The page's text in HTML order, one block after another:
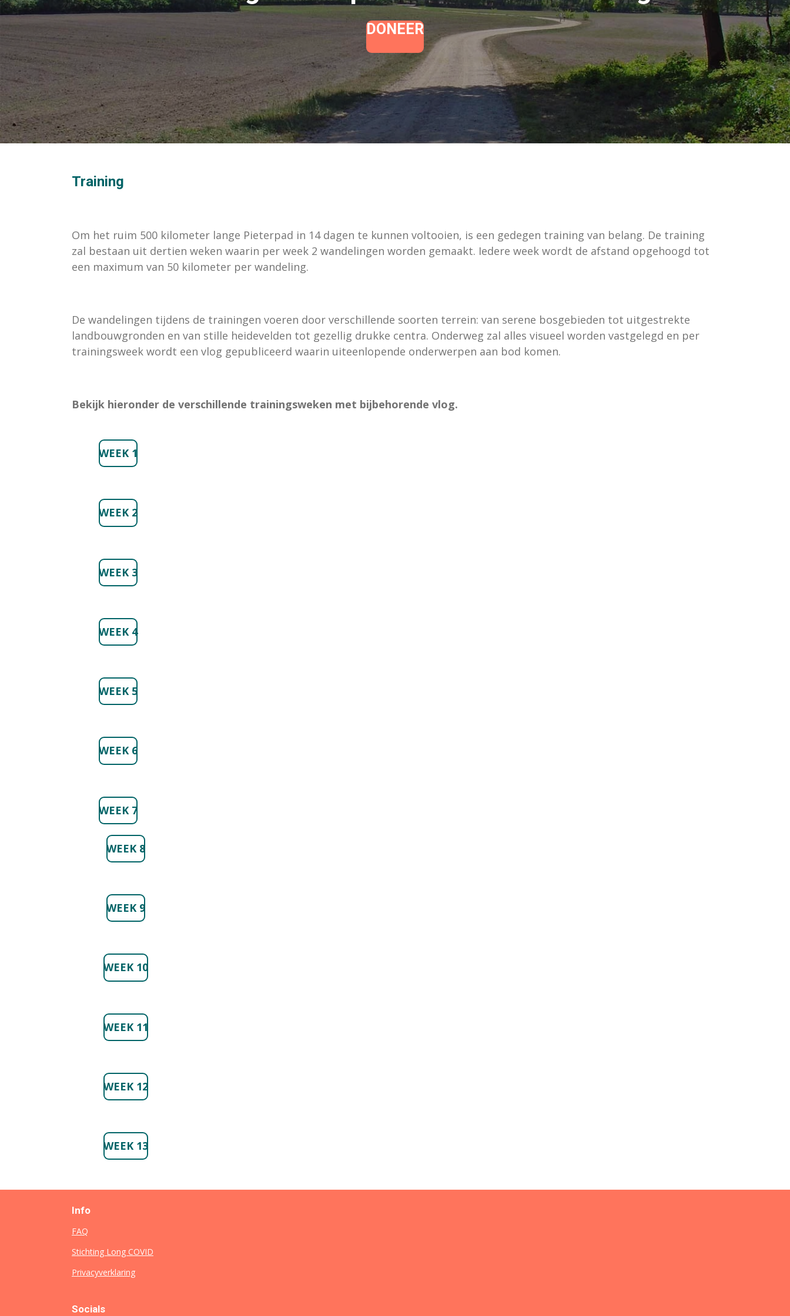
DONEER
Training
Om het ruim 500 kilometer lange Pieterpad in 14 dagen te kunnen voltooien, is een gedegen training van belang. De training
zal bestaan uit dertien weken waarin per week 2 wandelingen worden gemaakt. Iedere week wordt de afstand opgehoogd tot
een maximum van 50 kilometer per wandeling.
De wandelingen tijdens de trainingen voeren door verschillende soorten terrein: van serene bosgebieden tot uitgestrekte
landbouwgronden en van stille heidevelden tot gezellig drukke centra. Onderweg zal alles visueel worden vastgelegd en per
trainingsweek wordt een vlog gepubliceerd waarin uiteenlopende onderwerpen aan bod komen.
Bekijk hieronder de verschillende trainingsweken met bijbehorende vlog.
WEEK 1
WEEK 2
WEEK 3
WEEK 4
WEEK 5
WEEK 6
WEEK 7
WEEK 8
WEEK 9
WEEK 10
WEEK 11
WEEK 12
WEEK 13
Info
FAQ
Stichting Long COVID
Privacyverklaring
Socials